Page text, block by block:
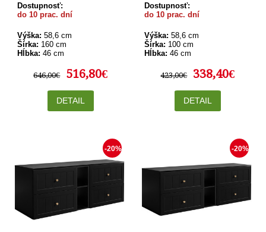
Dostupnosť:
do 10 prac. dní
Výška: 58,6 cm
Šírka: 160 cm
Hĺbka: 46 cm
646,00€ 516,80€
DETAIL
Dostupnosť:
do 10 prac. dní
Výška: 58,6 cm
Šírka: 100 cm
Hĺbka: 46 cm
423,00€ 338,40€
DETAIL
-20% -20%